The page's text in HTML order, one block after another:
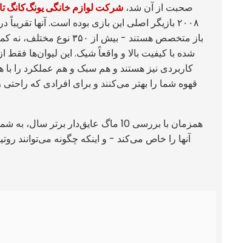
صحبت از آن شد،شرکت لوازم خانگی یونگ‌کانگ
۲۰۰۸ بازیگر اصلی این بازی بوده است. آنها
باز متخصص هستند - بیش از
شده با کیفیت بالا و واقعاً شیک. این لیوان‌ها فقط
کاربردی نیز هستند و هم سبک و هم عملکرد را با
قهوه شما را بهتر می‌کنند و برای افرادی که
همزمان با بررسی 10 ماگ عایق‌دار
آنها را خاص می‌کند - و اینکه چگونه می‌توانند